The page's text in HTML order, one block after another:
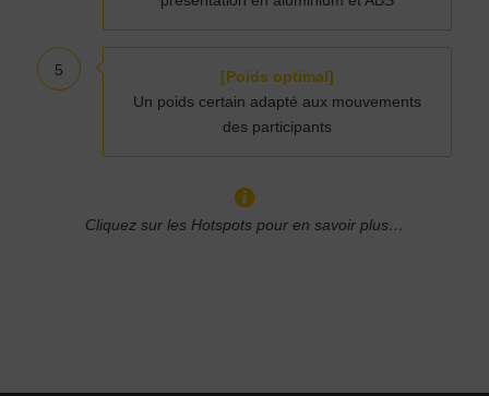
5
[Poids optimal]
Un poids certain adapté aux mouvements
des participants
Cliquez sur les Hotspots pour en savoir plus…